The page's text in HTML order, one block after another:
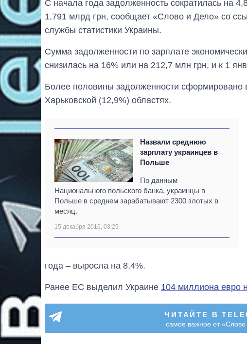
С начала года задолженность сократилась на
1,791 млрд грн, сообщает «Слово и Дело» со
службы статистики Украины.
Сумма задолженности по зарплате
снизилась на 16% или на 212,7 млн грн, и к 1
Более половины задолженности сформировано
Харьковской (12,9%) областях.
Назвали среднюю
зарплату украинцев в
Польше
По данным
Национального польского банка, украинцы в
Польше в среднем зарабатывают 2300 злотых в
месяц.
15 декабря 2016, 03:29
года – выросла на 8,4%.
Ранее ЕС выделил Украине 104 миллиона евро
ЧИТАЙТЕ В
самое важное от «Слово